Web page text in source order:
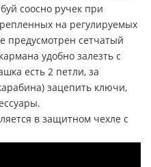
соосно ручек при
на регулируемых
предусмотрен сетчатый
удобно залезть с
есть 2 петли, за
зацепить ключи,
в защитном чехле с